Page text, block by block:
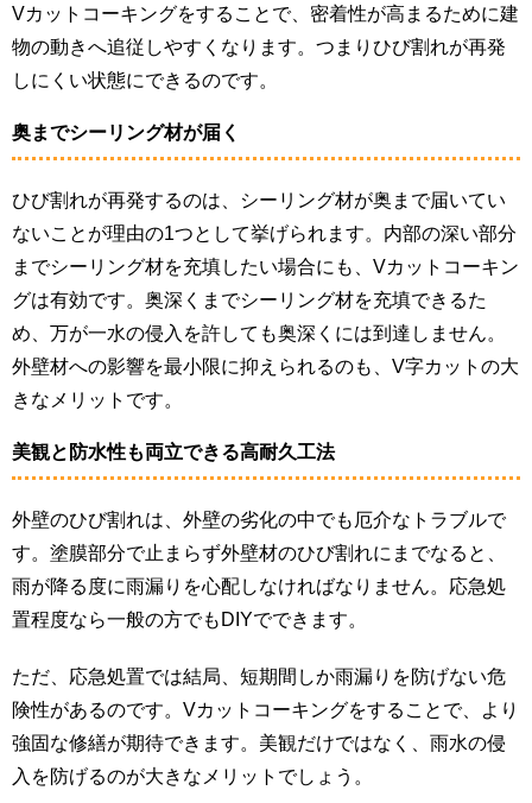
Vカットコーキングをすることで、密着性が高まるために建
物の動きへ追従しやすくなります。つまりひび割れが再発
しにくい状態にできるのです。
奥までシーリング材が届く
ひび割れが再発するのは、シーリング材が奥まで届いてい
ないことが理由の1つとして挙げられます。内部の深い部分
までシーリング材を充填したい場合にも、Vカットコーキン
グは有効です。奥深くまでシーリング材を充填できるた
め、万が一水の侵入を許しても奥深くには到達しません。
外壁材への影響を最小限に抑えられるのも、V字カットの大
きなメリットです。
美観と防水性も両立できる高耐久工法
外壁のひび割れは、外壁の劣化の中でも厄介なトラブルで
す。塗膜部分で止まらず外壁材のひび割れにまでなると、
雨が降る度に雨漏りを心配しなければなりません。応急処
置程度なら一般の方でもDIYでできます。
ただ、応急処置では結局、短期間しか雨漏りを防げない危
険性があるのです。Vカットコーキングをすることで、より
強固な修繕が期待できます。美観だけではなく、雨水の侵
入を防げるのが大きなメリットでしょう。